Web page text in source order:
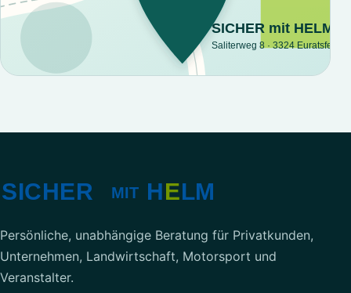
insbesondere IP-Adresse und technische
werden.
Google Maps laden
Persönliche, unabhängige Beratung für Privatkunden,
Unternehmen, Landwirtschaft, Motorsport und
Veranstalter.